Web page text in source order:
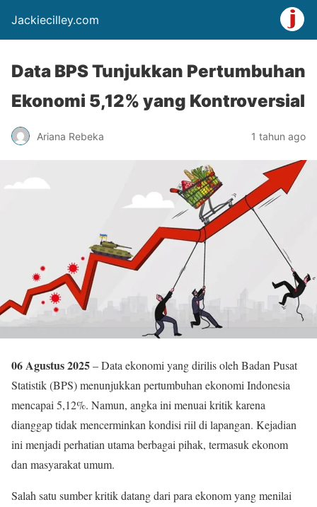
Jackiecilley.com
Data BPS Tunjukkan Pertumbuhan
Ekonomi 5,12% yang Kontroversial
Ariana Rebeka 1 tahun ago
06 Agustus 2025– Data ekonomi yang dirilis oleh Badan Pusat
Statistik (BPS) menunjukkan pertumbuhan ekonomi Indonesia
mencapai 5,12%. Namun, angka ini menuai kritik karena
dianggap tidak mencerminkan kondisi riil di lapangan. Kejadian
ini menjadi perhatian utama berbagai pihak, termasuk ekonom
dan masyarakat umum.
Salah satu sumber kritik datang dari para ekonom yang menilai